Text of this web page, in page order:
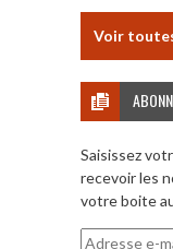
Voir
Saisissez
recevoir les
votre boite
Adresse